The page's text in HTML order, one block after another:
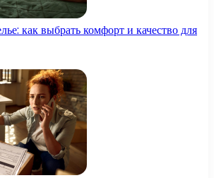
как выбрать комфорт и качество для